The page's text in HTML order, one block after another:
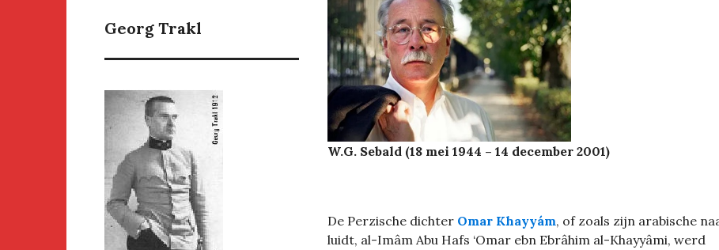
W.G. Sebald (18 mei 1944 – 14 december 2001)
De Perzische dichter Omar Khayyám, of zoals zijn arabische
luidt, al-Imâm Abu Hafs ‘Omar ebn Ebrâhim al-Khayyâmi, werd
Georg Trakl